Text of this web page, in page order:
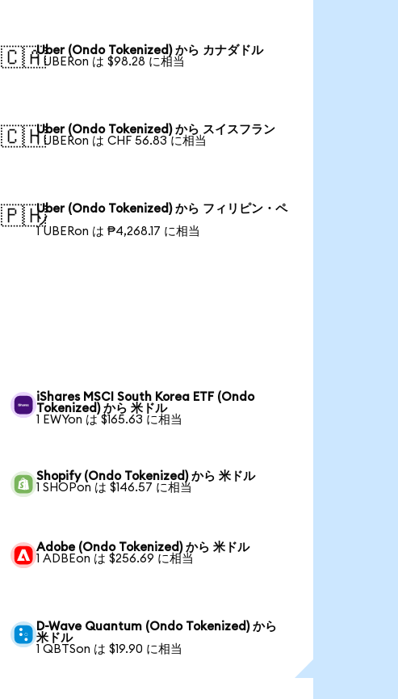
🇨🇦Uber (Ondo Tokenized) から カナダドル
1 UBERon は $98.28 に相当
🇨🇭Uber (Ondo Tokenized) から スイスフラン
1 UBERon は CHF 56.83 に相当
🇵🇭Uber (Ondo Tokenized) から フィリピン・ペ
ソ
1 UBERon は ₱4,268.17 に相当
iShares MSCI South Korea ETF (Ondo
Tokenized) から 米ドル
1 EWYon は $165.63 に相当
Shopify (Ondo Tokenized) から 米ドル
1 SHOPon は $146.57 に相当
Adobe (Ondo Tokenized) から 米ドル
1 ADBEon は $256.69 に相当
D-Wave Quantum (Ondo Tokenized) から
米ドル
1 QBTSon は $19.90 に相当